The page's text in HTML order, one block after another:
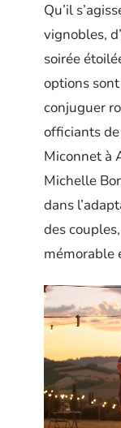
Qu’il
vignobles,
soirée
options
conjuguer
officiants de
Miconnet à
Michelle
dans
des
mémorable